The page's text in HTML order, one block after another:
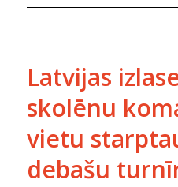
Latvijas
skolēnu
vietu
debašu